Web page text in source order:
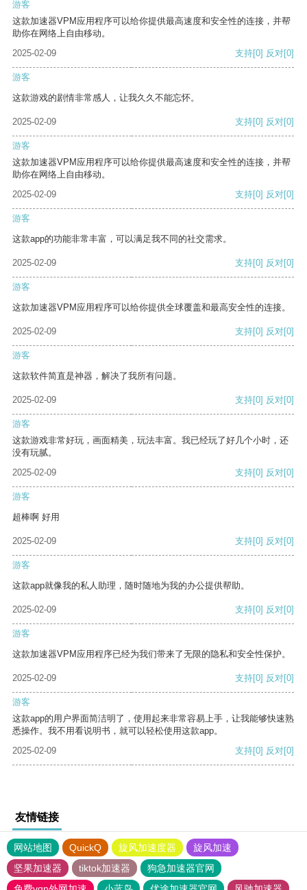
游客
这款加速器VPM应用程序可以给你提供最高速度和安全性的连接，并帮
助你在网络上自由移动。
2025-02-09
支持[0] 反对[0]
游客
这款游戏的剧情非常感人，让我久久不能忘怀。
2025-02-09 支持[0] 反对[0]
游客
这款加速器VPM应用程序可以给你提供最高速度和安全性的连接，并帮
助你在网络上自由移动。
2025-02-09
支持[0] 反对[0]
游客
这款app的功能非常丰富，可以满足我不同的社交需求。
2025-02-09 支持[0] 反对[0]
游客
这款加速器VPM应用程序可以给你提供全球覆盖和最高安全性的连接。
2025-02-09 支持[0] 反对[0]
游客
这款软件简直是神器，解决了我所有问题。
2025-02-09 支持[0] 反对[0]
游客
这款游戏非常好玩，画面精美，玩法丰富。我已经玩了好几个小时，还
没有玩腻。
2025-02-09
支持[0] 反对[0]
游客
超棒啊 好用
2025-02-09 支持[0] 反对[0]
游客
这款app就像我的私人助理，随时随地为我的办公提供帮助。
2025-02-09 支持[0] 反对[0]
游客
这款加速器VPM应用程序已经为我们带来了无限的隐私和安全性保护。
2025-02-09 支持[0] 反对[0]
游客
这款app的用户界面简洁明了，使用起来非常容易上手，让我能够快速熟
悉操作。我不用看说明书，就可以轻松使用这款app。
2025-02-09
支持[0] 反对[0]
友情链接
网站地图 QuickQ 旋风加速度器
旋风加速
坚果加速器
tiktok加速器
狗急加速器官网